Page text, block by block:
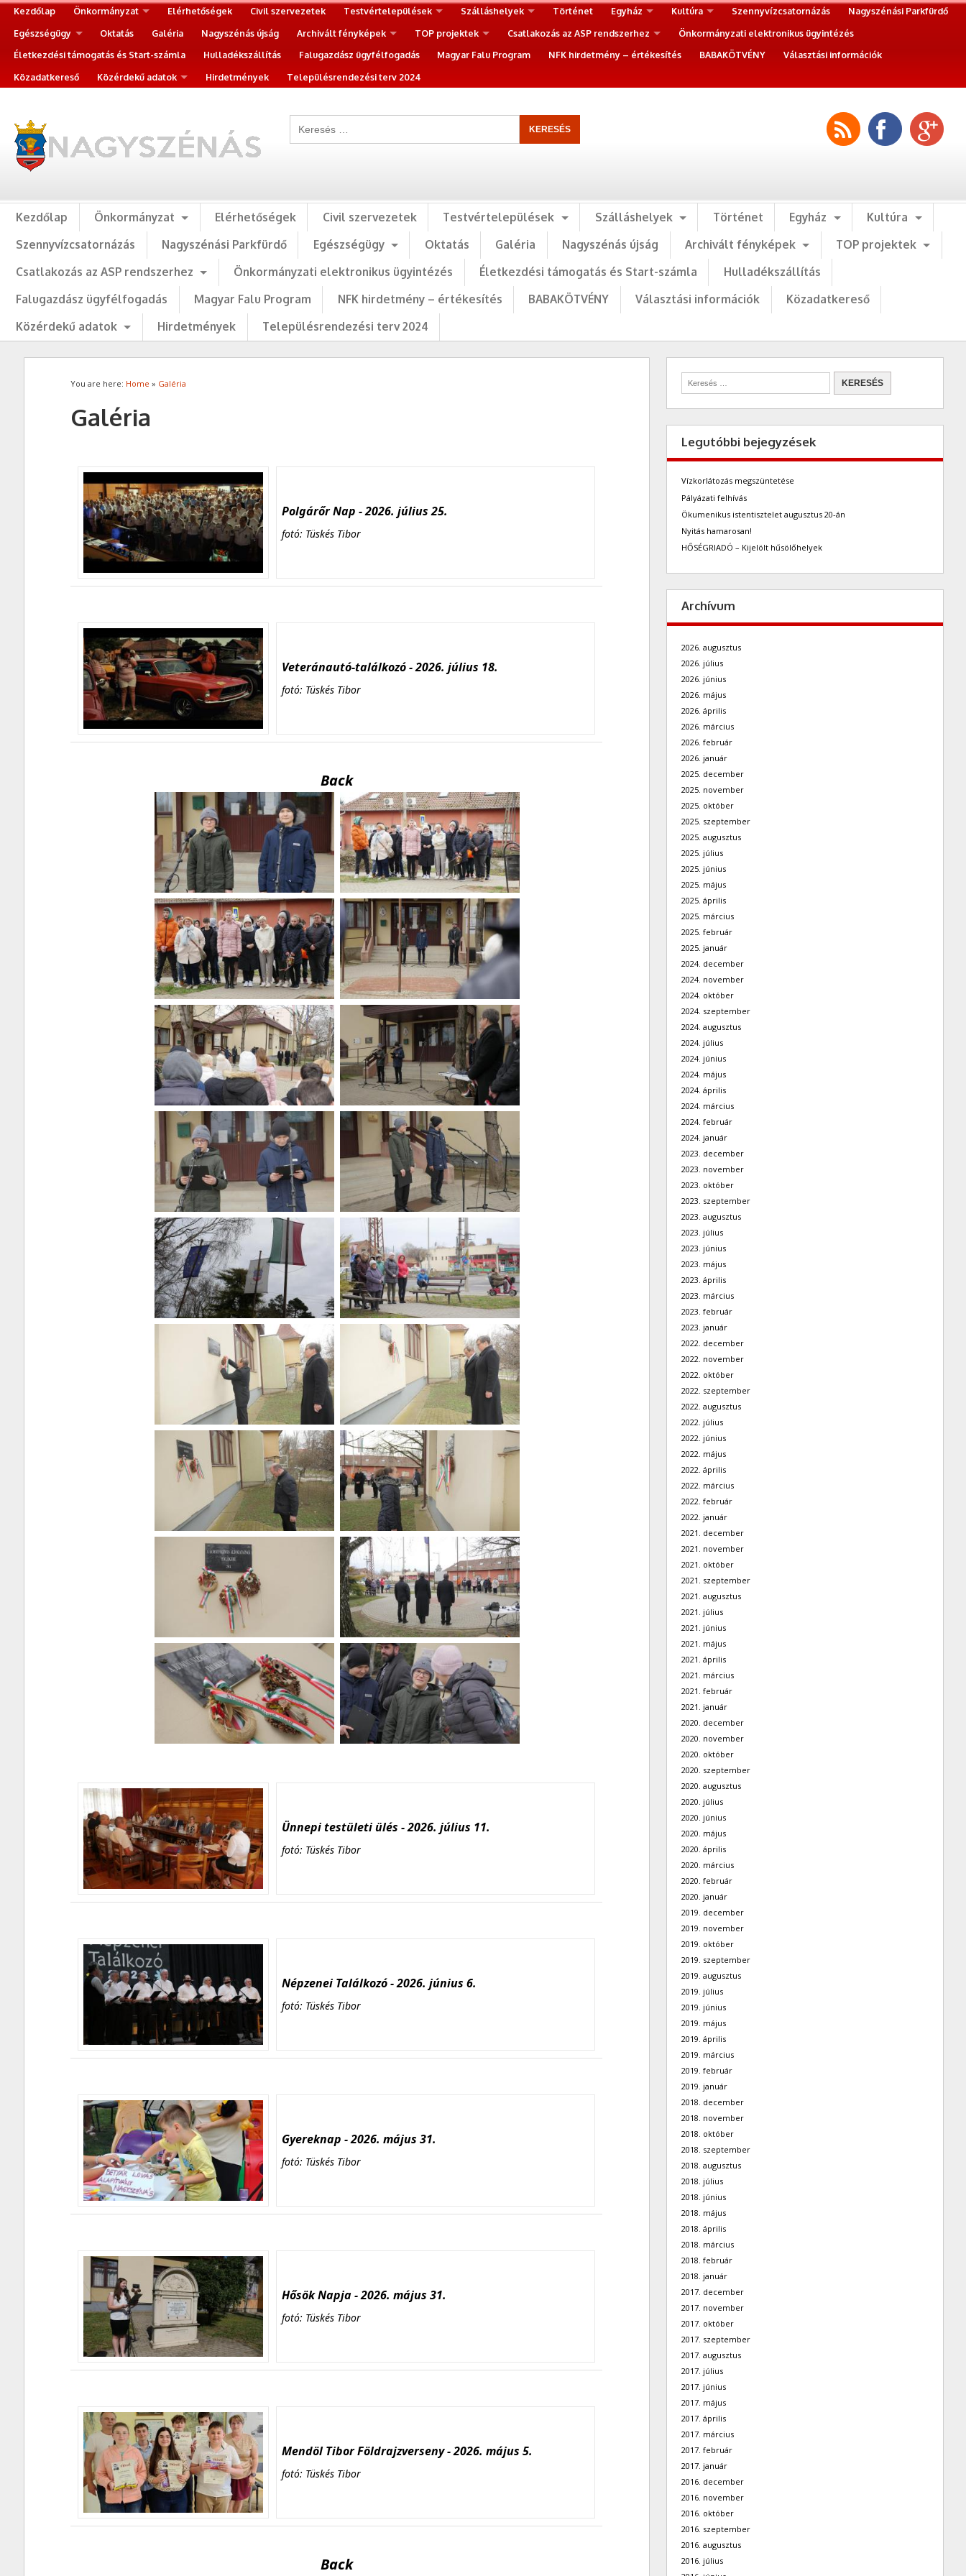
Kezdőlap Önkormányzat Elérhetőségek Civil szervezetek Testvértelepülések Szálláshelyek Történet Egyház Kultúra Szennyvízcsatornázás
Nagyszénási Parkfürdő
Egészségügy
Oktatás Galéria Nagyszénás újság Archivált fényképek TOP projektek Csatlakozás az ASP rendszerhez
Önkormányzati elektronikus ügyintézés
Életkezdési támogatás és Start-számla
Hulladékszállítás Falugazdász ügyfélfogadás Magyar Falu Program NFK hirdetmény – értékesítés BABAKÖTVÉNY
Választási információk
Közadatkereső
Közérdekű adatok Hirdetmények Településrendezési terv 2024
Kezdőlap Önkormányzat Elérhetőségek Civil szervezetek Testvértelepülések Szálláshelyek Történet Egyház
Kultúra
Szennyvízcsatornázás
Nagyszénási Parkfürdő Egészségügy Oktatás Galéria Nagyszénás újság Archivált fényképek
TOP projektek
Csatlakozás az ASP rendszerhez
Önkormányzati elektronikus ügyintézés Életkezdési támogatás és Start-számla
Hulladékszállítás
Falugazdász ügyfélfogadás
Magyar Falu Program NFK hirdetmény – értékesítés BABAKÖTVÉNY Választási információk
Közadatkereső
Közérdekű adatok
Hirdetmények Településrendezési terv 2024
You are here: Home » Galéria
Galéria
Polgárőr Nap - 2026. július 25.
fotó: Tüskés Tibor
Veteránautó-találkozó - 2026. július 18.
fotó: Tüskés Tibor
Back
Ünnepi testületi ülés - 2026. július 11.
fotó: Tüskés Tibor
Népzenei Találkozó - 2026. június 6.
fotó: Tüskés Tibor
Gyereknap - 2026. május 31.
fotó: Tüskés Tibor
Hősök Napja - 2026. május 31.
fotó: Tüskés Tibor
Mendöl Tibor Földrajzverseny - 2026. május 5.
fotó: Tüskés Tibor
Back
Legutóbbi bejegyzések
Vízkorlátozás megszüntetése
Pályázati felhívás
Ökumenikus istentisztelet augusztus 20-án
Nyitás hamarosan!
HŐSÉGRIADÓ – Kijelölt hűsölőhelyek
Archívum
2026. augusztus
2026. július
2026. június
2026. május
2026. április
2026. március
2026. február
2026. január
2025. december
2025. november
2025. október
2025. szeptember
2025. augusztus
2025. július
2025. június
2025. május
2025. április
2025. március
2025. február
2025. január
2024. december
2024. november
2024. október
2024. szeptember
2024. augusztus
2024. július
2024. június
2024. május
2024. április
2024. március
2024. február
2024. január
2023. december
2023. november
2023. október
2023. szeptember
2023. augusztus
2023. július
2023. június
2023. május
2023. április
2023. március
2023. február
2023. január
2022. december
2022. november
2022. október
2022. szeptember
2022. augusztus
2022. július
2022. június
2022. május
2022. április
2022. március
2022. február
2022. január
2021. december
2021. november
2021. október
2021. szeptember
2021. augusztus
2021. július
2021. június
2021. május
2021. április
2021. március
2021. február
2021. január
2020. december
2020. november
2020. október
2020. szeptember
2020. augusztus
2020. július
2020. június
2020. május
2020. április
2020. március
2020. február
2020. január
2019. december
2019. november
2019. október
2019. szeptember
2019. augusztus
2019. július
2019. június
2019. május
2019. április
2019. március
2019. február
2019. január
2018. december
2018. november
2018. október
2018. szeptember
2018. augusztus
2018. július
2018. június
2018. május
2018. április
2018. március
2018. február
2018. január
2017. december
2017. november
2017. október
2017. szeptember
2017. augusztus
2017. július
2017. június
2017. május
2017. április
2017. március
2017. február
2017. január
2016. december
2016. november
2016. október
2016. szeptember
2016. augusztus
2016. július